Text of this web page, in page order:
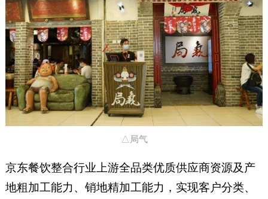
△局气
京东餐饮整合行业上游全品类优质供应商资源及产
地粗加工能力、销地精加工能力，实现客户分类、